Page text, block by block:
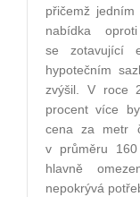
přičemž
nabídka
se zotavující
hypotečním
zvýšil. V roce
procent více
cena za metr
v průměru
hlavně
nepokrývá